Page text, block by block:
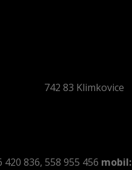
742 83 Klimkovice
420 836, 558 955 456 mobil: